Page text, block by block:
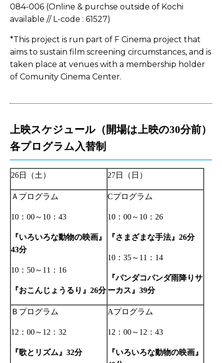
084-006 (Online & purchse outside of Kochi
available // L-code : 61527)
*This project is run part of F Cinema project that
aims to sustain film screening circumstances, and is
taken place at venues with a membership holder
of Comunity Cinema Center.
上映スケジュール（開場は上映の30分前）
各プログラム入替制
26日（土） 27日（日）
Ａプログラム
10 ： 00～ 10 ： 43
『いろいろな動物の映画』
43分
10 ： 50～ 11 ： 16
『おこんじょうるり』 26分
Cプログラム
10 ： 00～ 10 ： 26
『さまざまな手法』 26分
10 ： 35～ 11 ： 14
『パンダコパンダ雨降りサ
ーカス』 39分
Ｂプログラム
12 ： 00～ 12 ： 32
『歌とリズム』 32分
Aプログラム
12 ： 00～ 12 ： 43
『いろいろな動物の映画』